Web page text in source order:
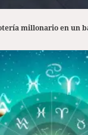
millonario en un